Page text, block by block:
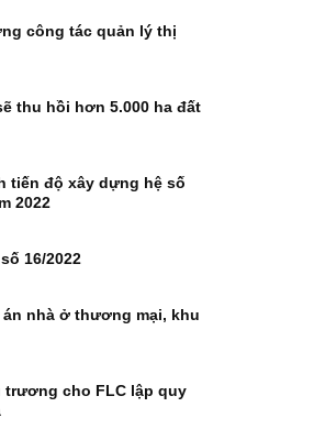
công tác quản lý thị
thu hồi hơn 5.000 ha đất
tiến độ xây dựng hệ số
2022
16/2022
nhà ở thương mại, khu
cho FLC lập quy